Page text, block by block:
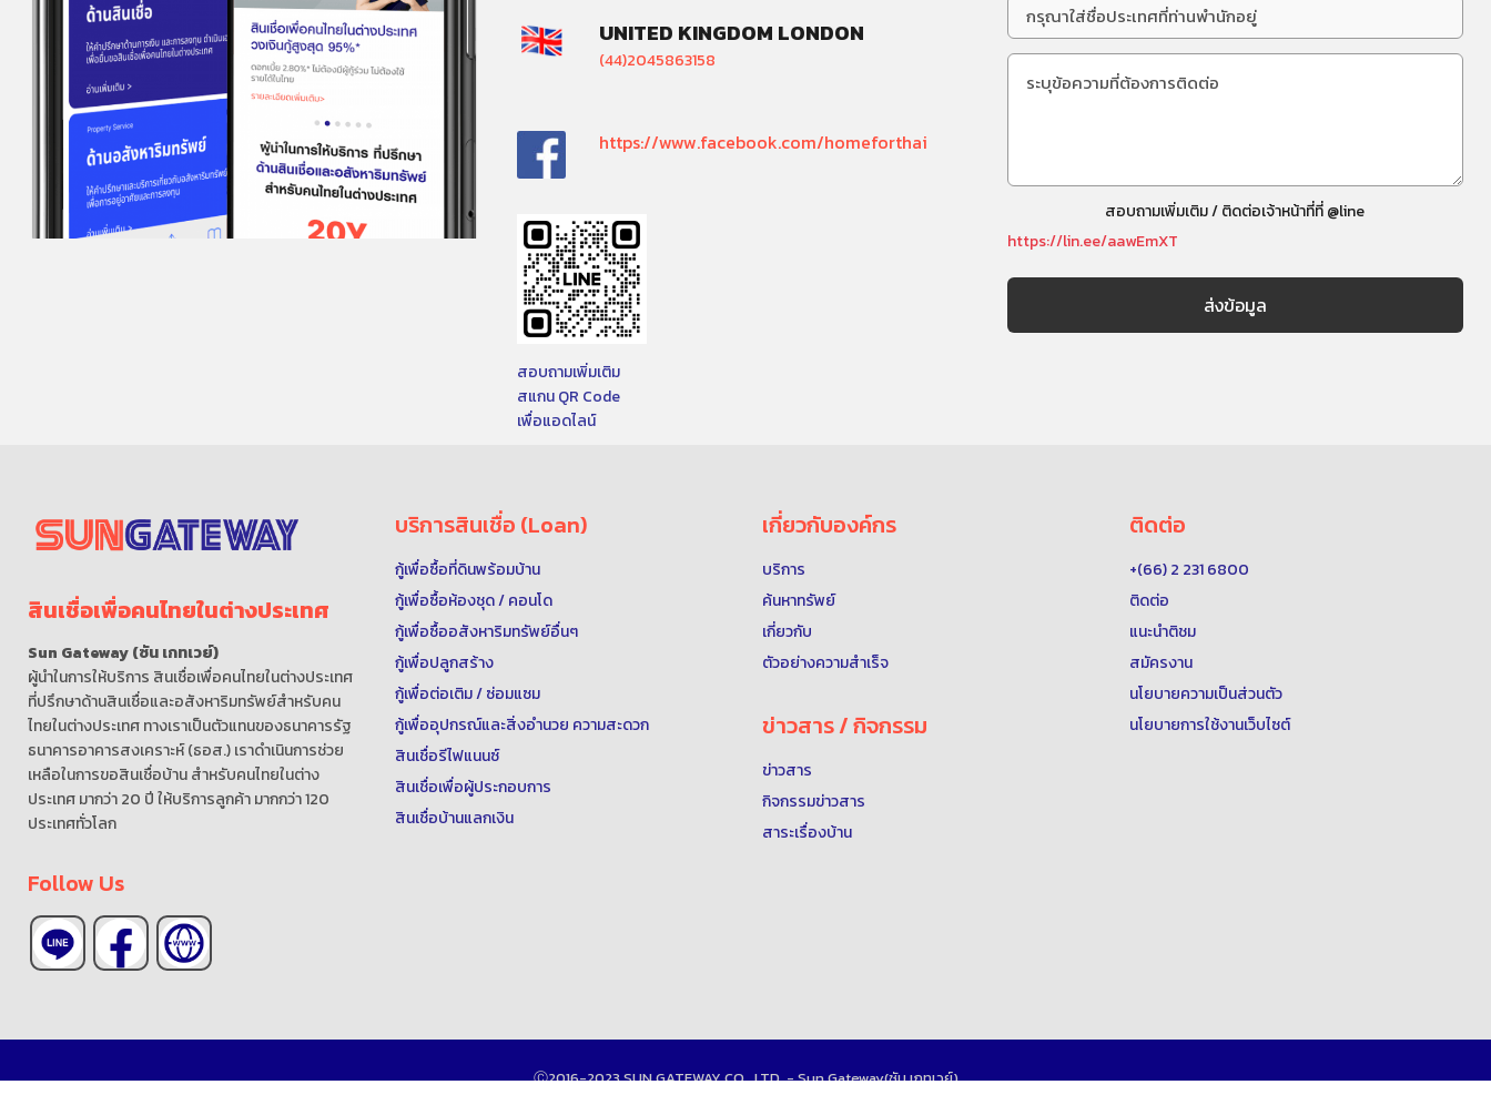
UNITED KINGDOM LONDON
(44)2045863158
https://www.facebook.com/homeforthai
สอบถามเพิ่มเติม
สแกน QR Code
เพื่อแอดไลน์
สอบถามเพิ่มเติม / ติดต่อเจ้าหน้าที่ที่ @line
https://lin.ee/aawEmXT
สินเชื่อเพื่อคนไทยในต่างประเทศ
Sun Gateway (ซัน เกทเวย์)
ผู้นำในการให้บริการ สินเชื่อเพื่อคนไทยในต่างประเทศ
ที่ปรึกษาด้านสินเชื่อและอสังหาริมทรัพย์สำหรับคน
ไทยในต่างประเทศ ทางเราเป็นตัวแทนของธนาคารรัฐ
ธนาคารอาคารสงเคราะห์ (ธอส.) เราดำเนินการช่วย
เหลือในการขอสินเชื่อบ้าน สำหรับคนไทยในต่าง
ประเทศ มากว่า 20 ปี ให้บริการลูกค้า มากกว่า 120
ประเทศทั่วโลก
Follow Us
บริการสินเชื่อ (Loan)
กู้เพื่อซื้อที่ดินพร้อมบ้าน
กู้เพื่อซื้อห้องชุด / คอนโด
กู้เพื่อซื้ออสังหาริมทรัพย์อื่นๆ
กู้เพื่อปลูกสร้าง
กู้เพื่อต่อเติม / ซ่อมแซม
กู้เพื่ออุปกรณ์และสิ่งอำนวย ความสะดวก
สินเชื่อรีไฟแนนซ์
สินเชื่อเพื่อผู้ประกอบการ
สินเชื่อบ้านแลกเงิน
เกี่ยวกับองค์กร
บริการ
ค้นหาทรัพย์
เกี่ยวกับ
ตัวอย่างความสำเร็จ
ข่าวสาร / กิจกรรม
ข่าวสาร
กิจกรรมข่าวสาร
สาระเรื่องบ้าน
ติดต่อ
+(66) 2 231 6800
ติดต่อ
แนะนำติชม
สมัครงาน
นโยบายความเป็นส่วนตัว
นโยบายการใช้งานเว็บไซต์
Ⓒ2016-2023 SUN GATEWAY CO., LTD. - Sun Gateway(ซัน เกทเวย์)